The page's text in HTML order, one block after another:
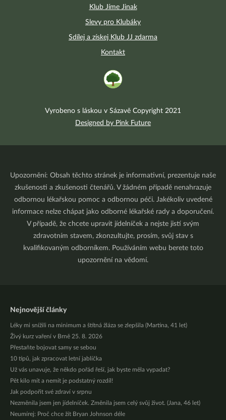
Klub Jíme Jinak
Slevy pro Klubáky
Sdílej a získej Klub JJ zdarma
Kontakt
Vyrobeno s láskou v Sázavě Copyright 2021
Designed by Pink Future
Upozornění: Obsah těchto stránek je informativní, prezentuje naše
zkušenosti a zkušenosti čtenářů. V žádném případě nenahrazuje
odbornou lékařskou pomoc a odbornou péči. Jakékoliv uvedené
informace nelze chápat jako odborné lékařské rady a doporučení.
V případě, že chcete upravit jídelníček a nejste jistí svým
zdravotním stavem, zkonzultujte, prosím, svůj stav s
kvalifikovaným odborníkem. Používáním webu berete toto
upozornění na vědomí.
Nejnovější články
Léky mi snížili na minimum a štítná žláza se zlepšila (Martina, 41 let)
Živý kurz vaření v Brně 25. 8. 2026
Přestaňte bojovat samy se sebou
10 tipů, jak zpracovat letní jablíčka
Už vás unavuje, že někdo pořád řeší, jak byste měla vypadat?
Pět kilo mít a nemít je podstatný rozdíl!
Jak podpořit své zdraví v srpnu
Nezměnila jsem jen jídelníček. Změnila jsem celý svůj život. (Jana, 46 let)
Neumírej: Proč chce žít Bryan Johnson déle